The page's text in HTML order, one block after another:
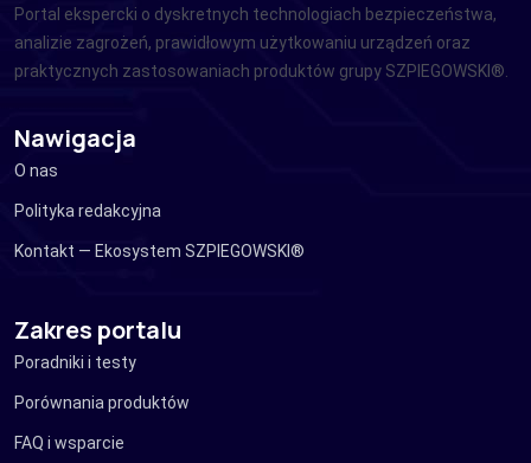
Portal ekspercki o dyskretnych technologiach bezpieczeństwa,
analizie zagrożeń, prawidłowym użytkowaniu urządzeń oraz
praktycznych zastosowaniach produktów grupy SZPIEGOWSKI®.
Nawigacja
O nas
Polityka redakcyjna
Kontakt — Ekosystem SZPIEGOWSKI®
Zakres portalu
Poradniki i testy
Porównania produktów
FAQ i wsparcie